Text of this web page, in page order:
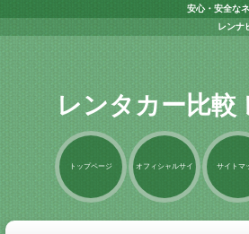
安心・安全な
レンナ
レンタカー比較
トップページ オフィシャルサイ サイトマ